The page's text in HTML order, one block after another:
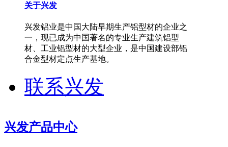
关于兴发
兴发铝业是中国大陆早期生产铝型材的企业之
一，现已成为中国著名的专业生产建筑铝型
材、工业铝型材的大型企业，是中国建设部铝
合金型材定点生产基地。
联系兴发
兴发产品中心